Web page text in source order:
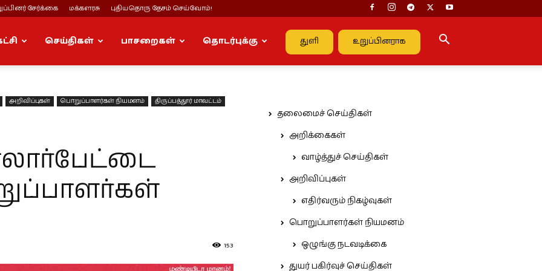
சேர்க்கை மக்களரசு புதியதொரு தேசம் செய்வோம்!
துளி உறுப்பினராக
செய்திகள் பாசறைகள் தொடர்புக்கு
அறிவிப்புகள் பொறுப்பாளர்கள் நியமனம் திருப்பத்தூர் மாவட்டம்
153
தலைமைச் செய்திகள்
அறிக்கைகள்
வாழ்த்துச் செய்திகள்
அறிவிப்புகள்
எதிர்வரும் நிகழ்வுகள்
பொறுப்பாளர்கள் நியமனம்
ஒழுங்கு நடவடிக்கை
துயர் பகிர்வுச் செய்திகள்